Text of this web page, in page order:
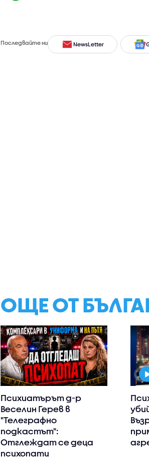
Последвайте ни NewsLetter
ОЩЕ ОТ
Психиатърът д-р
Веселин Герев в
"Телеграфно
подкастът":
Отглеждат се деца
психопати